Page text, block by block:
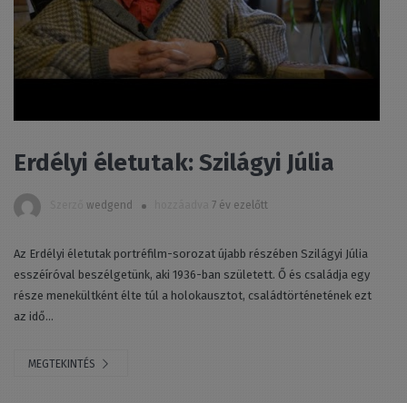
Erdélyi életutak: Szilágyi Júlia
wedgend 7 év ezelőtt
Az Erdélyi életutak portréfilm-sorozat újabb részében Szilágyi Júlia
esszéíróval beszélgetünk, aki 1936-ban született. Ő és családja egy
része menekültként élte túl a holokausztot, családtörténetének ezt
az idő...
MEGTEKINTÉS